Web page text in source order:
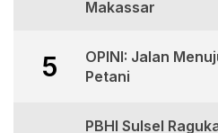
Makassar
5
OPINI: Jalan
Petani
PBHI Sulsel